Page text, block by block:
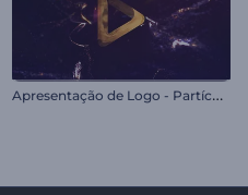
A
presentação de Logo - Partículas de Fogo